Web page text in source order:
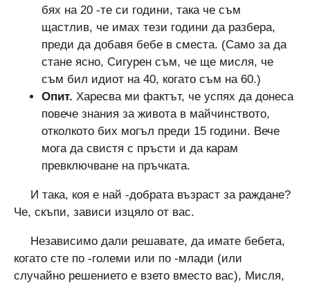
бях на 20 -те си години, така че съм
щастлив, че имах тези години да разбера,
преди да добавя бебе в сместа. (Само за да
стане ясно, Сигурен съм, че ще мисля, че
съм бил идиот на 40, когато съм на 60.)
Опит. Харесва ми фактът, че успях да донеса
повече знания за живота в майчинството,
отколкото бих могъл преди 15 години. Вече
мога да свистя с пръсти и да карам
превключване на пръчката.
И така, коя е най -добрата възраст за раждане?
Че, скъпи, зависи изцяло от вас.
Независимо дали решавате, да имате бебета,
когато сте по -големи или по -млади (или
случайно решението е взето вместо вас), Мисля,